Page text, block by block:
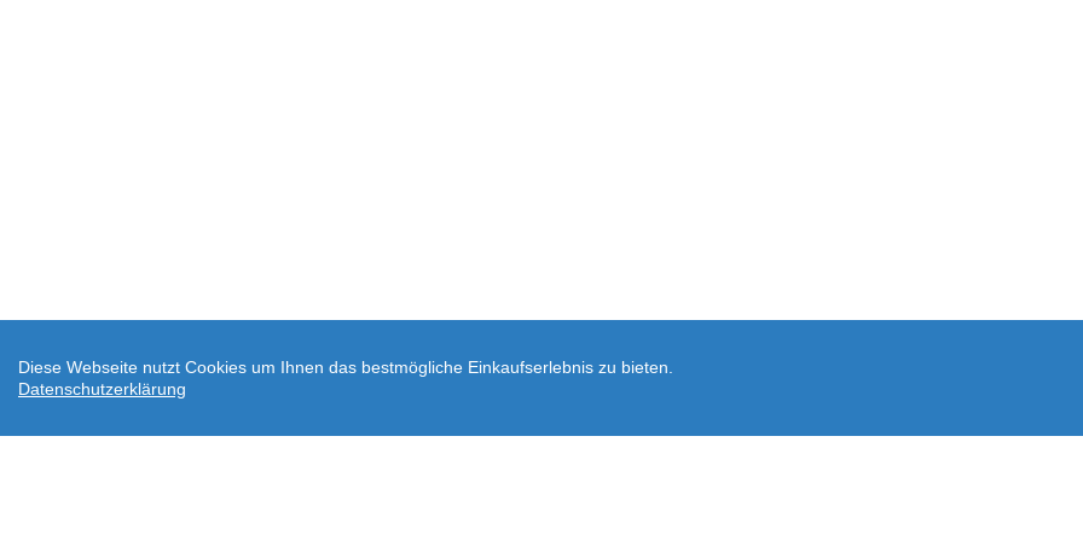
Diese Webseite nutzt Cookies um Ihnen das bestmögliche Einkaufserlebnis zu bieten.
Datenschutzerklärung